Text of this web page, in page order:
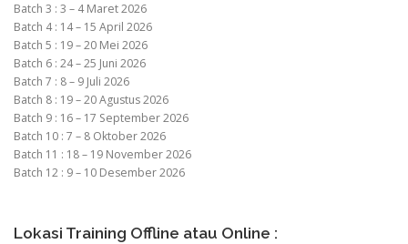
Batch 3 : 3 – 4 Maret 2026
Batch 4 : 14 – 15 April 2026
Batch 5 : 19 – 20 Mei 2026
Batch 6 : 24 – 25 Juni 2026
Batch 7 : 8 – 9 Juli 2026
Batch 8 : 19 – 20 Agustus 2026
Batch 9 : 16 – 17 September 2026
Batch 10 : 7 – 8 Oktober 2026
Batch 11 : 18 – 19 November 2026
Batch 12 : 9 – 10 Desember 2026
Lokasi Training Offline atau Online :